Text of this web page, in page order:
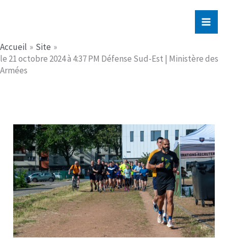
Accueil
Site
le 21 octobre 2024 à 4:37 PM Défense Sud-Est | Ministère des
Armées​